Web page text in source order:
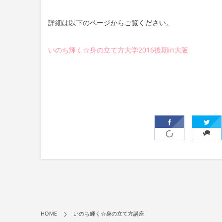
詳細は以下のページからご覧ください。
いのち輝く☆身の立て方大学2016後期in大阪
HOME いのち輝く☆身の立て方講座